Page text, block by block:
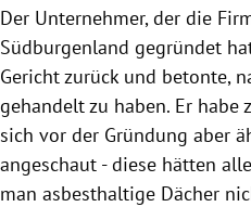
Der Unternehmer, der die
Südburgenland gegründet
Gericht zurück und betonte,
gehandelt zu haben. Er habe
sich vor der Gründung aber
angeschaut - diese hätten
man asbesthaltige Dächer